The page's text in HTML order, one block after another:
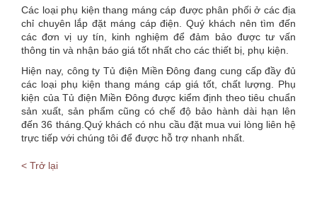
Các loại phụ kiện thang máng cáp được phân phối ở các địa
chỉ chuyên lắp đặt máng cáp điện. Quý khách nên tìm đến
các đơn vị uy tín, kinh nghiệm để đảm bảo được tư vấn
thông tin và nhận báo giá tốt nhất cho các thiết bị, phụ kiện.
Hiện nay, công ty Tủ điện Miền Đông đang cung cấp đầy đủ
các loại phụ kiện thang máng cáp giá tốt, chất lượng. Phụ
kiện của Tủ điện Miền Đông được kiểm định theo tiêu chuẩn
sản xuất, sản phẩm cũng có chế độ bảo hành dài hạn lên
đến 36 tháng.Quý khách có nhu cầu đặt mua vui lòng liên hệ
trực tiếp với chúng tôi để được hỗ trợ nhanh nhất.
< Trở lại